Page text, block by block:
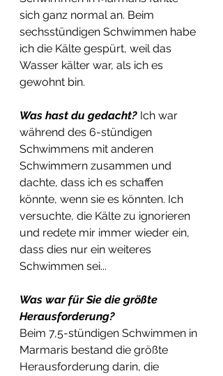
sich ganz normal an. Beim
sechsstündigen Schwimmen habe
ich die Kälte gespürt, weil das
Wasser kälter war, als ich es
gewohnt bin.
Was hast du gedacht? Ich war
während des 6-stündigen
Schwimmens mit anderen
Schwimmern zusammen und
dachte, dass ich es schaffen
könnte, wenn sie es könnten. Ich
versuchte, die Kälte zu ignorieren
und redete mir immer wieder ein,
dass dies nur ein weiteres
Schwimmen sei...
Was war für Sie die größte
Herausforderung?
Beim 7,5-stündigen Schwimmen in
Marmaris bestand die größte
Herausforderung darin, die